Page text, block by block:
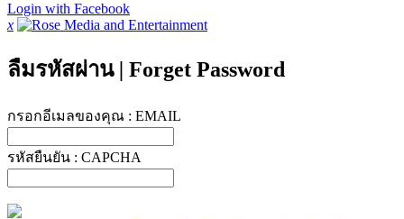
Login with Facebook
x
ลืมรหัสผ่าน | Forget Password
กรอกอีเมลของคุณ : EMAIL
รหัสยืนยัน : CAPCHA